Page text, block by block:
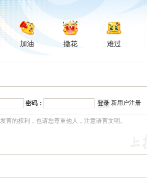
加油 撒花 难过
密码： 新用户注册